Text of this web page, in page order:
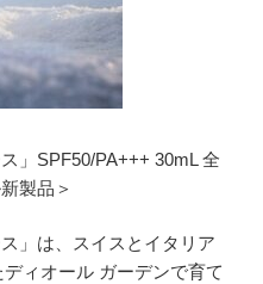
」SPF50/PA+++ 30mL 全
製品＞
」は、スイスとイタリア
ィオール ガーデンで育て